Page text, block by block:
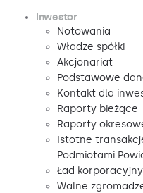
Inwestor
Notowania
Władze spółki
Akcjonariat
Podstawowe
Kontakt dla
Raporty bieżące
Raporty
Istotne
Podmiotami
Ład korporacyjny
Walne